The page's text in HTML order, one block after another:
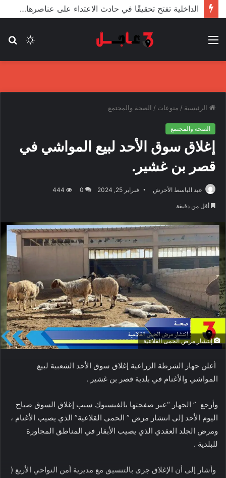
الأعور: اتفاقية ترسيم الحدود مع تركيا على طاولة النواب والاعتماد مرجّح
الوضع
القائمة
الرئيسية / منوعات / الصحة والمجتمع
الصحة والمجتمع
إغلاق سوق الأحد لبيع المواشي في
قصر بن غشير.
عبد الباسط الأحرش فبراير 25, 2024 0
444
أقل من دقيقة
إنتشار مرض الحمى القلاعية
أعلن جهاز الشرطة الزراعية إغلاق سوق الأحد الشعبية لبيع
المواشي والأغنام في بلدية قصر بن غشير .
وأرجع ” الجهار “عبر صفحتها بالفيسبوك سبب إغلاق السوق صباح
اليوم الأحد إلى انتشار مرض ” الحمى القلاعية” الذي يصيب الأغنام ،
ومرض الجلد العقدي الذي يصيب الأبقار في المناطق المجاورة
للبلدية .
وأشار إلى أن الإغلاق جرى بالتنسيق مع مديرية أمن النواحي الأربع (